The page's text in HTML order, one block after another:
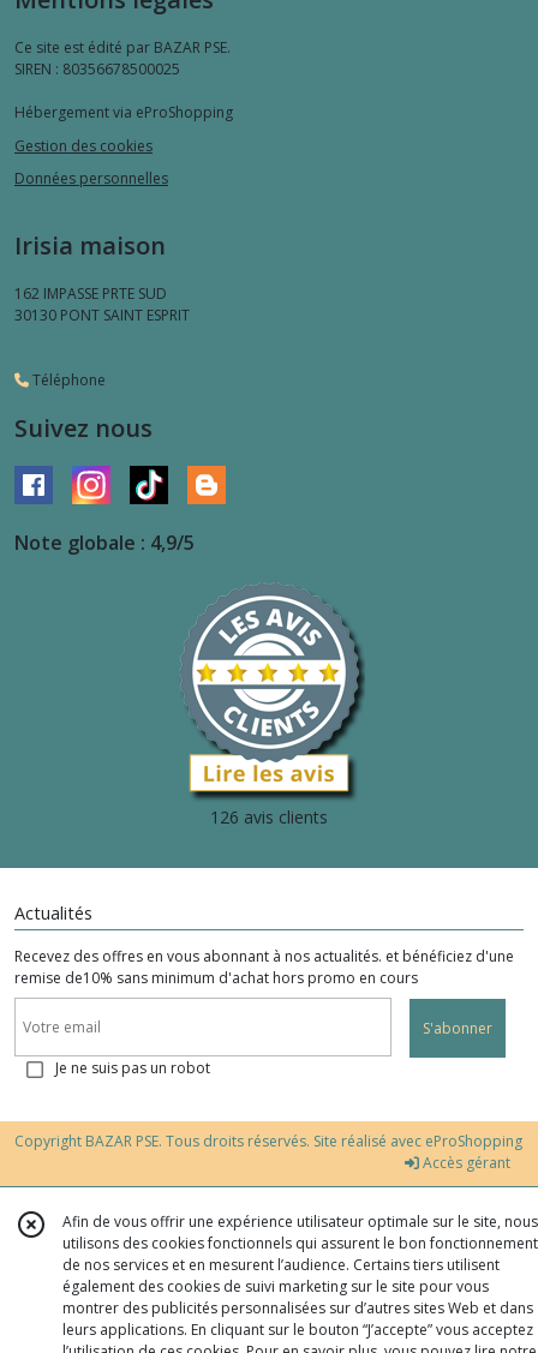
Ce site est édité par BAZAR PSE.
SIREN : 80356678500025
Hébergement via eProShopping
Gestion des cookies
Données personnelles
Irisia maison
162 IMPASSE PRTE SUD
30130 PONT SAINT ESPRIT
Téléphone
Suivez nous
Note globale : 4,9/5
126 avis clients
Actualités
Recevez des offres en vous abonnant à nos actualités. et bénéficiez d'une
remise de10% sans minimum d'achat hors promo en cours
S'abonner
Je ne suis pas un robot
Copyright BAZAR PSE. Tous droits réservés. Site réalisé avec eProShopping
Accès gérant
Afin de vous offrir une expérience utilisateur optimale sur le site, nous
utilisons des cookies fonctionnels qui assurent le bon fonctionnement
de nos services et en mesurent l’audience. Certains tiers utilisent
également des cookies de suivi marketing sur le site pour vous
montrer des publicités personnalisées sur d’autres sites Web et dans
leurs applications. En cliquant sur le bouton “J’accepte” vous acceptez